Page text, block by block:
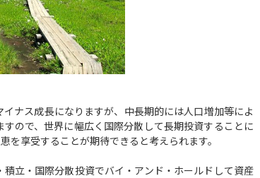
ナス成長になりますが、中長期的には人口増加等によ
ので、世界に幅広く国際分散して長期投資することに
を享受することが期待できると考えられます。
立・国際分散投資でバイ・アンド・ホールドして資産